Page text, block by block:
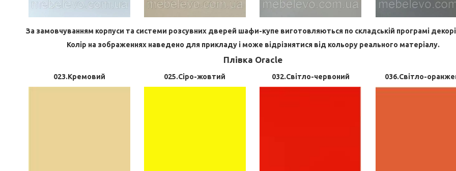
За замовчуванням корпуси та системи розсувних дверей шафи-купе виготовляються по складській програмі
Колір на зображеннях наведено для прикладу і може відрізнятися від кольору реального матеріалу.
Плівка Oracle
023.Кремовий 025.Сіро-жовтий 032.Світло-червоний 036.Світло-